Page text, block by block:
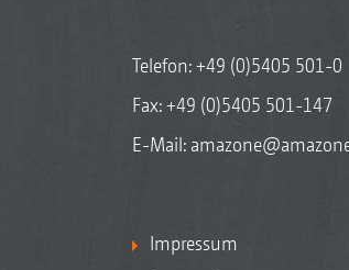
Telefon:+49 (0)5405 501-0
Fax: +49 (0)5405 501-147
E-Mail:
Impressum